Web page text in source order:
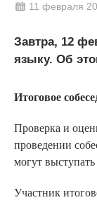
11 февраля
Завтра, 12
языку. Об
Итоговое
Проверка и
проведении
могут
Участник